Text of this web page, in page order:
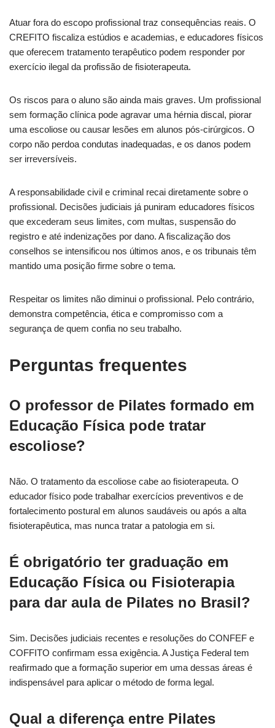
Atuar fora do escopo profissional traz consequências reais. O
CREFITO fiscaliza estúdios e academias, e educadores físicos
que oferecem tratamento terapêutico podem responder por
exercício ilegal da profissão de fisioterapeuta.
Os riscos para o aluno são ainda mais graves. Um profissional
sem formação clínica pode agravar uma hérnia discal, piorar
uma escoliose ou causar lesões em alunos pós-cirúrgicos. O
corpo não perdoa condutas inadequadas, e os danos podem
ser irreversíveis.
A responsabilidade civil e criminal recai diretamente sobre o
profissional. Decisões judiciais já puniram educadores físicos
que excederam seus limites, com multas, suspensão do
registro e até indenizações por dano. A fiscalização dos
conselhos se intensificou nos últimos anos, e os tribunais têm
mantido uma posição firme sobre o tema.
Respeitar os limites não diminui o profissional. Pelo contrário,
demonstra competência, ética e compromisso com a
segurança de quem confia no seu trabalho.
Perguntas frequentes
O professor de Pilates formado em
Educação Física pode tratar
escoliose?
Não. O tratamento da escoliose cabe ao fisioterapeuta. O
educador físico pode trabalhar exercícios preventivos e de
fortalecimento postural em alunos saudáveis ou após a alta
fisioterapêutica, mas nunca tratar a patologia em si.
É obrigatório ter graduação em
Educação Física ou Fisioterapia
para dar aula de Pilates no Brasil?
Sim. Decisões judiciais recentes e resoluções do CONFEF e
COFFITO confirmam essa exigência. A Justiça Federal tem
reafirmado que a formação superior em uma dessas áreas é
indispensável para aplicar o método de forma legal.
Qual a diferença entre Pilates